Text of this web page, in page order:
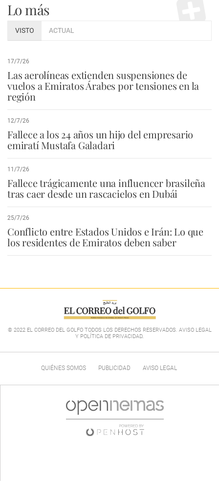
Lo más
VISTO ACTUAL
17/7/26
Las aerolíneas extienden suspensiones de
vuelos a Emiratos Árabes por tensiones en la
región
12/7/26
Fallece a los 24 años un hijo del empresario
emiratí Mustafa Galadari
11/7/26
Fallece trágicamente una influencer brasileña
tras caer desde un rascacielos en Dubái
25/7/26
Conflicto entre Estados Unidos e Irán: Lo que
los residentes de Emiratos deben saber
© 2022 EL CORREO DEL GOLFO TODOS LOS DERECHOS RESERVADOS. AVISO LEGAL
Y POLÍTICA DE PRIVACIDAD.
QUIÉNES SOMOS PUBLICIDAD AVISO LEGAL